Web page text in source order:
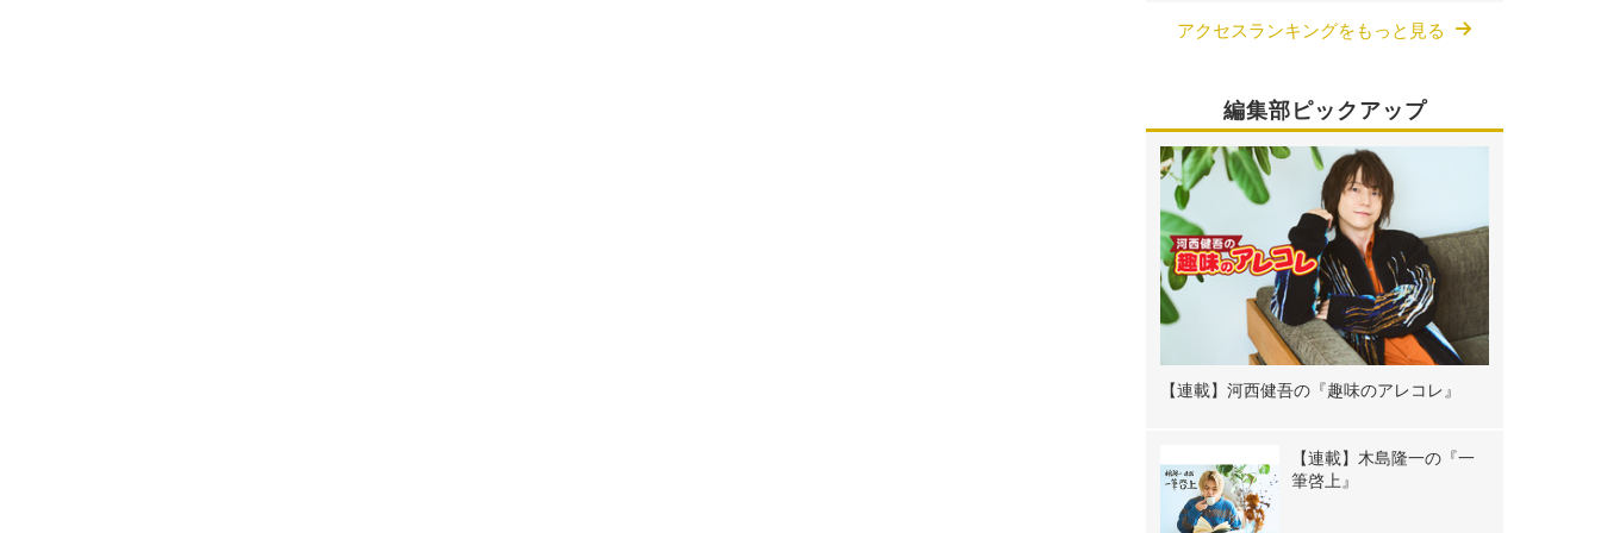
アクセスランキングをもっと見る
編集部ピックアップ
【連載】河西健吾の『趣味のアレコレ』
【連載】木島隆一の『一
筆啓上』